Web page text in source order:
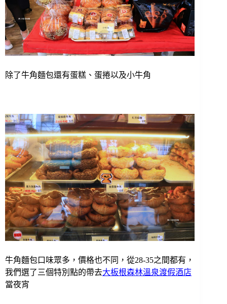
除了牛角麵包還有蛋糕、蛋捲以及小牛角
牛角麵包口味眾多，價格也不同，從28-35之間都有，
我們選了三個特別點的帶去大板根森林溫泉渡假酒店
當夜宵